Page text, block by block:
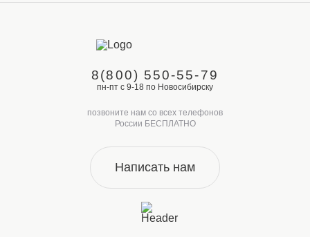
8(800) 550-55-79
пн-пт с 9-18 по Новосибирску
позвоните нам со всех телефонов
России БЕСПЛАТНО
Написать нам